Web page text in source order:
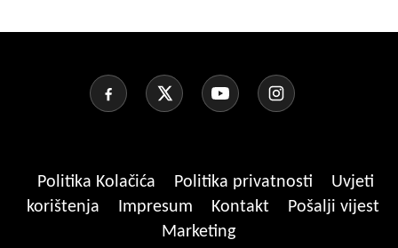
Politika Kolačića Politika privatnosti
Uvjeti
korištenja
Impresum Kontakt
Pošalji vijest
Marketing